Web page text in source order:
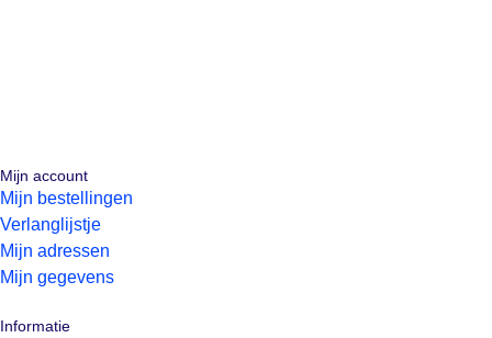
Mijn account
Mijn bestellingen
Verlanglijstje
Mijn adressen
Mijn gegevens
Informatie